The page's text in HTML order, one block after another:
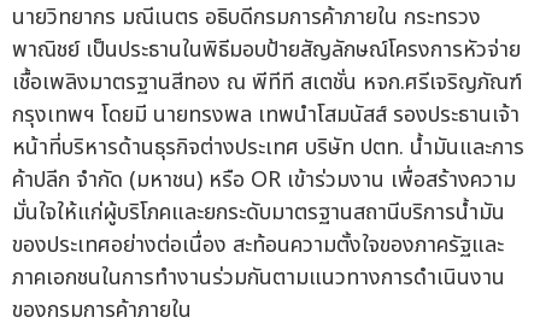
นายวิทยากร มณีเนตร อธิบดีกรมการค้าภายใน กระทรวง
พาณิชย์ เป็นประธานในพิธีมอบป้ายสัญลักษณ์โครงการหัวจ่าย
เชื้อเพลิงมาตรฐานสีทอง ณ พีทีที สเตชั่น หจก.ศรีเจริญภัณฑ์
กรุงเทพฯ โดยมี นายทรงพล เทพนำโสมนัสส์ รองประธานเจ้า
หน้าที่บริหารด้านธุรกิจต่างประเทศ บริษัท ปตท. น้ำมันและการ
ค้าปลีก จำกัด (มหาชน) หรือ OR เข้าร่วมงาน เพื่อสร้างความ
มั่นใจให้แก่ผู้บริโภคและยกระดับมาตรฐานสถานีบริการน้ำมัน
ของประเทศอย่างต่อเนื่อง สะท้อนความตั้งใจของภาครัฐและ
ภาคเอกชนในการทำงานร่วมกันตามแนวทางการดำเนินงาน
ของกรมการค้าภายใน